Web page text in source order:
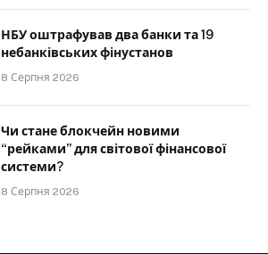
НБУ оштрафував два банки та 19
небанківських фінустанов
8 Серпня 2026
Чи стане блокчейн новими
“рейками” для світової фінансової
системи?
8 Серпня 2026